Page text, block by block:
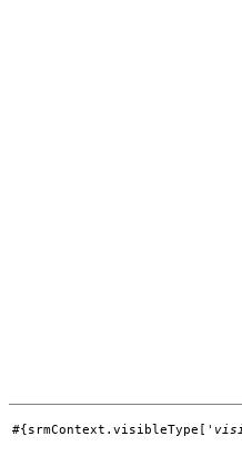
#{srmContext.visibleType['